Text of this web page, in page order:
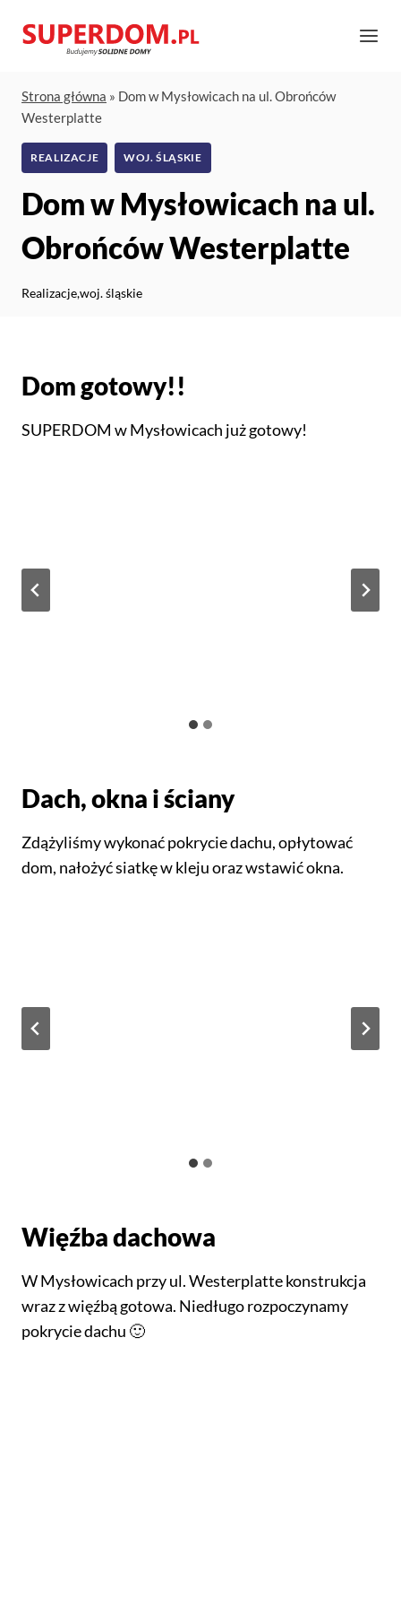
Strona główna » Dom w Mysłowicach na ul. Obrońców
Westerplatte
REALIZACJE WOJ. ŚLĄSKIE
Dom w Mysłowicach na ul.
Obrońców Westerplatte
Realizacje,woj. śląskie
Dom gotowy!!
SUPERDOM w Mysłowicach już gotowy!
Dach, okna i ściany
Zdążyliśmy wykonać pokrycie dachu, opłytować
dom, nałożyć siatkę w kleju oraz wstawić okna.
Więźba dachowa
W Mysłowicach przy ul. Westerplatte konstrukcja
wraz z więźbą gotowa. Niedługo rozpoczynamy
pokrycie dachu 🙂